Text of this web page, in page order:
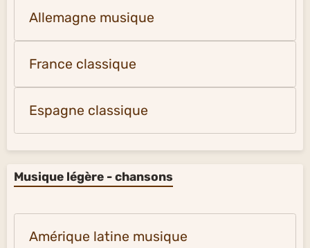
Allemagne musique
France classique
Espagne classique
Musique légère - chansons
Amérique latine musique